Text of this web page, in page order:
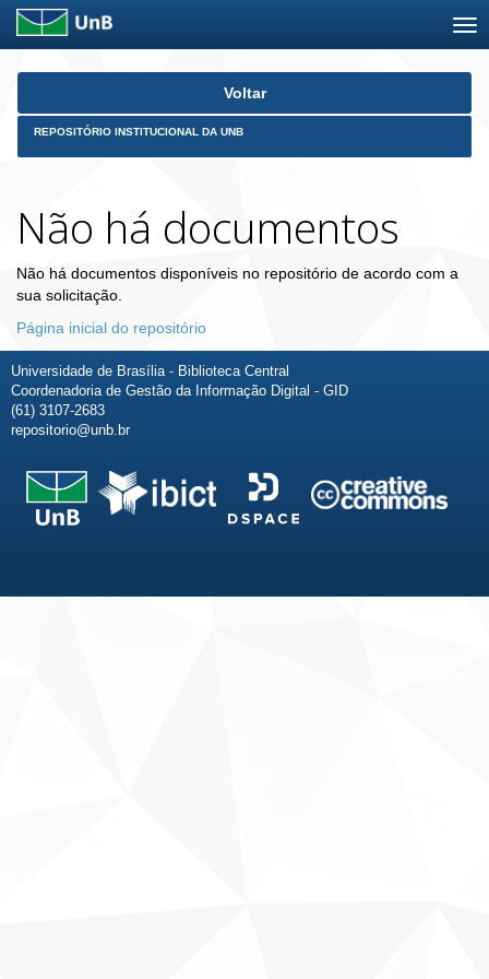
Skip
Voltar
REPOSITÓRIO INSTITUCIONAL DA UNB
Não há documentos
Não há documentos disponíveis no repositório de acordo com a
sua solicitação.
Página inicial do repositório
Universidade de Brasília - Biblioteca Central
Coordenadoria de Gestão da Informação Digital - GID
(61) 3107-2683
repositorio@unb.br